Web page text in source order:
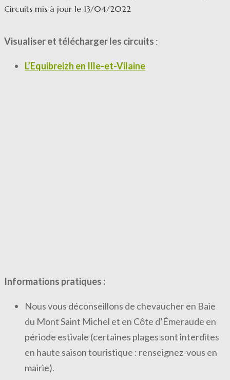
Circuits mis à jour le 13/04/2022
Visualiser et télécharger les circuits :
L’Equibreizh en Ille-et-Vilaine
Informations pratiques :
Nous vous déconseillons de chevaucher en Baie
du Mont Saint Michel et en Côte d’Émeraude en
période estivale (certaines plages sont interdites
en haute saison touristique : renseignez-vous en
mairie).